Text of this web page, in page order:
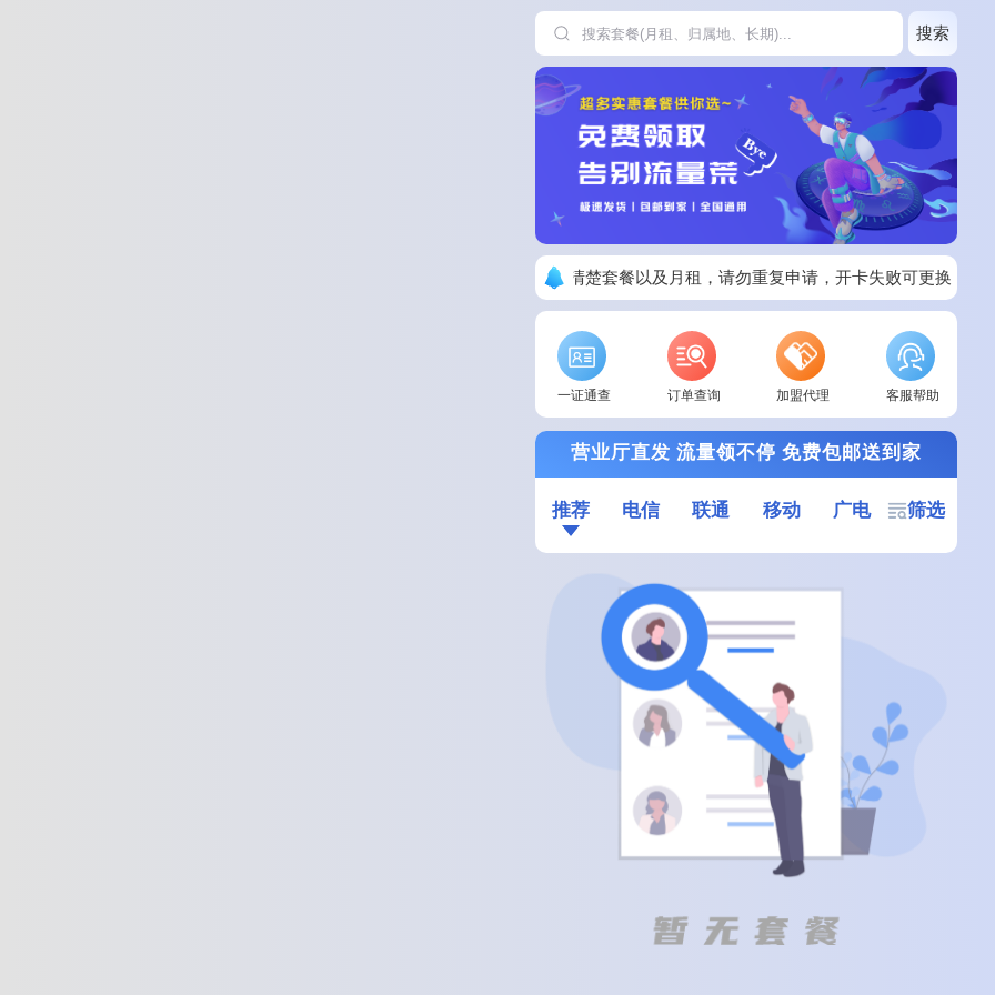
搜索
下单请看清楚套餐以及月租，请勿重复申请，开卡失败可更换其他
一证通查 订单查询 加盟代理 客服帮助
营业厅直发 流量领不停 免费包邮送到家
推荐 电信 联通 移动 广电 筛选